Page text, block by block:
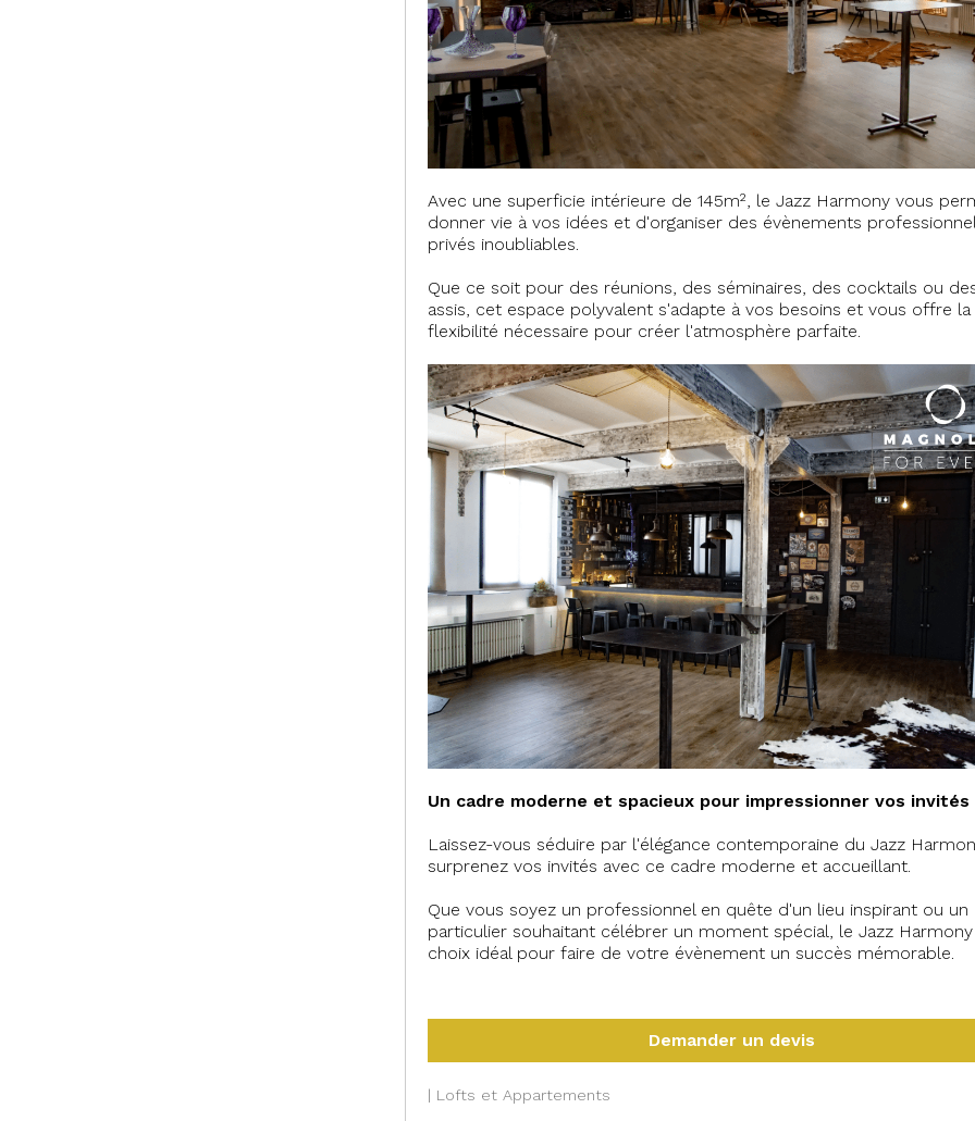
Avec une superficie intérieure de 145m², le Jazz Harmony vous
donner vie à vos idées et d'organiser des évènements
privés inoubliables.
Que ce soit pour des réunions, des séminaires, des cocktails ou
assis, cet espace polyvalent s'adapte à vos besoins et vous offre la
flexibilité nécessaire pour créer l'atmosphère parfaite.
Un cadre moderne et spacieux pour impressionner vos invités
Laissez-vous séduire par l'élégance contemporaine du Jazz
surprenez vos invités avec ce cadre moderne et accueillant.
Que vous soyez un professionnel en quête d'un lieu inspirant ou un
particulier souhaitant célébrer un moment spécial, le Jazz
choix idéal pour faire de votre évènement un succès mémorable.
Demander un devis
| Lofts et Appartements